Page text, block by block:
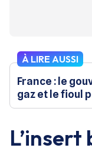
À LIRE AUSSI
France : le
gaz et le fioul